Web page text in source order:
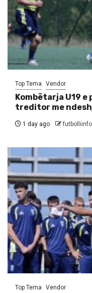
Top Tema Vendor
Kombëtarja U19
treditor me
1 day ago futbolliinfo
Top Tema Vendor